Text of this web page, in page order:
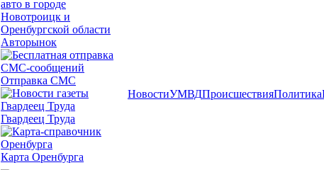
Авторынок
Отправка СМС
Гвардеец Труда
Карта Оренбурга
НовостиУМВДПроисшествияПолитика